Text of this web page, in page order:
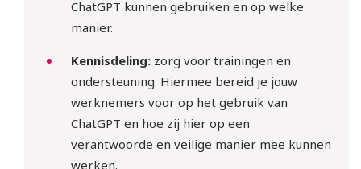
ChatGPT kunnen gebruiken en op welke
manier.
Kennisdeling: zorg voor trainingen en
ondersteuning. Hiermee bereid je jouw
werknemers voor op het gebruik van
ChatGPT en hoe zij hier op een
verantwoorde en veilige manier mee kunnen
werken.